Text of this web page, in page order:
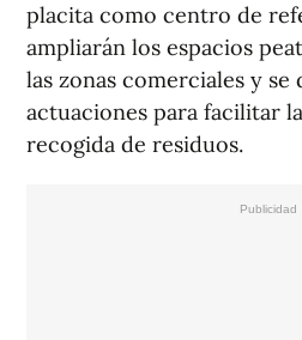
placita como centro de
ampliarán los espacios
las zonas comerciales y se
actuaciones para facilitar
recogida de residuos.